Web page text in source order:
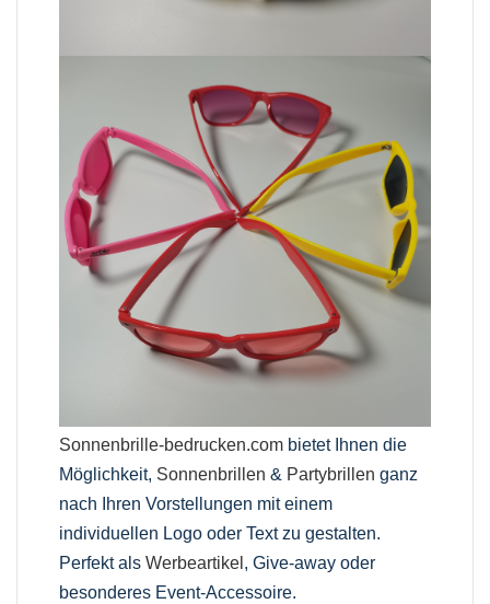
Sonnenbrille-bedrucken.com bietet Ihnen die
Möglichkeit, Sonnenbrillen & Partybrillen ganz
nach Ihren Vorstellungen mit einem
individuellen Logo oder Text zu gestalten.
Perfekt alsWerbeartikel , Give-away oder
besonderes Event-Accessoire.